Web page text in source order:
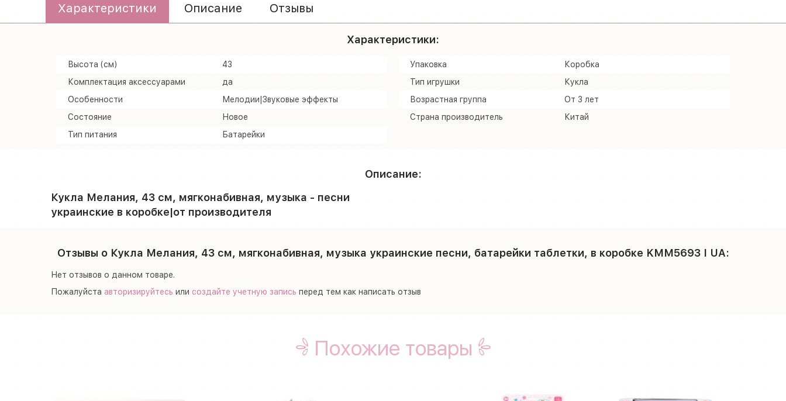
Характеристики Описание Отзывы
Характеристики:
Высота (см)
43
Комплектация аксессуарами
да
Особенности
Мелодии|Звуковые эффекты
Состояние
Новое
Тип питания
Батарейки
Упаковка
Коробка
Тип игрушки
Кукла
Возрастная группа
От 3 лет
Страна производитель
Китай
Описание:
Кукла Мелания, 43 см, мягконабивная, музыка - песни
украинские в коробке|от производителя
Отзывы о Кукла Мелания, 43 см, мягконабивная, музыка украинские песни, батарейки таблетки, в коробке KMM5693 I UA:
Нет отзывов о данном товаре.
Пожалуйста авторизируйтесь или создайте учетную запись перед тем как написать отзыв
Похожие товары